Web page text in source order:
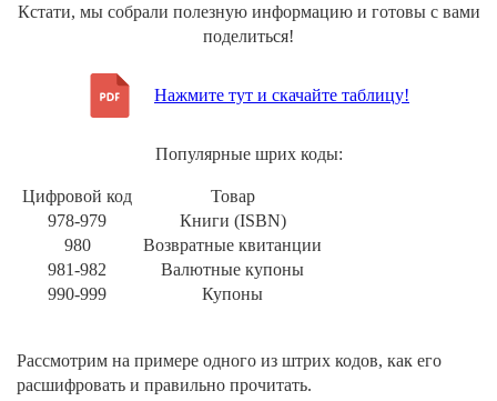
Кстати, мы собрали полезную информацию и готовы с вами
поделиться!
Нажмите тут и скачайте таблицу!
Популярные шрих коды:
Цифровой код
Товар
978-979
Книги (ISBN)
980
Возвратные квитанции
981-982
Валютные купоны
990-999
Купоны
Рассмотрим на примере одного из штрих кодов, как его
расшифровать и правильно прочитать.